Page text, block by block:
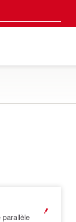
parallèle
OPEN